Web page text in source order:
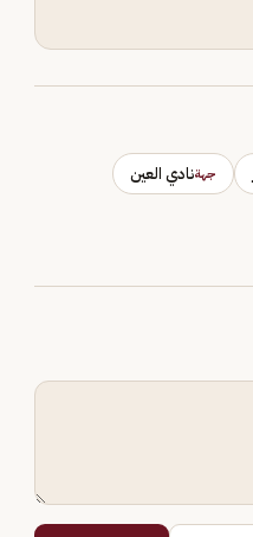
جهةنادي العين